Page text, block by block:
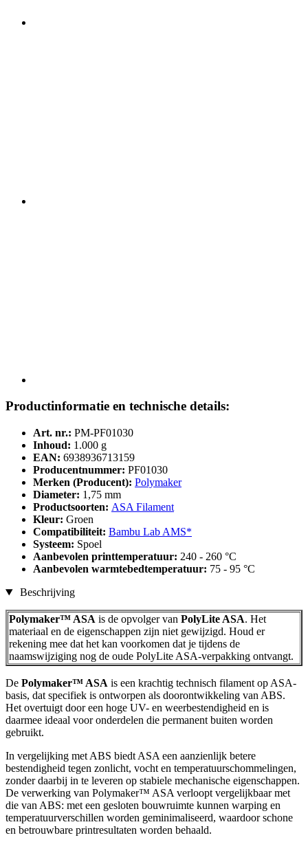
Productinformatie en technische details:
Art. nr.: PM-PF01030
Inhoud: 1.000 g
EAN: 6938936713159
Producentnummer: PF01030
Merken (Producent): Polymaker
Diameter: 1,75 mm
Productsoorten: ASA Filament
Kleur: Groen
Compatibiliteit: Bambu Lab AMS*
Systeem: Spoel
Aanbevolen printtemperatuur: 240 - 260 °C
Aanbevolen warmtebedtemperatuur: 75 - 95 °C
Beschrijving
Polymaker™ ASA is de opvolger van PolyLite ASA. Het
materiaal en de eigenschappen zijn niet gewijzigd. Houd er
rekening mee dat het kan voorkomen dat je tijdens de
naamswijziging nog de oude PolyLite ASA-verpakking ontvangt.
De Polymaker™ ASA is een krachtig technisch filament op ASA-
basis, dat specifiek is ontworpen als doorontwikkeling van ABS.
Het overtuigt door een hoge UV- en weerbestendigheid en is
daarmee ideaal voor onderdelen die permanent buiten worden
gebruikt.
In vergelijking met ABS biedt ASA een aanzienlijk betere
bestendigheid tegen zonlicht, vocht en temperatuurschommelingen,
zonder daarbij in te leveren op stabiele mechanische eigenschappen.
De verwerking van Polymaker™ ASA verloopt vergelijkbaar met
die van ABS: met een gesloten bouwruimte kunnen warping en
temperatuurverschillen worden geminimaliseerd, waardoor schone
en betrouwbare printresultaten worden behaald.